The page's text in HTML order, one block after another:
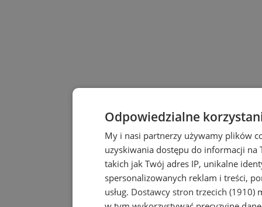
Odpowiedzialne
My i nasi partnerzy używamy plików
uzyskiwania dostępu do informacji
takich jak Twój adres IP, unikalne
spersonalizowanych reklam i treści,
usług. Dostawcy stron trzecich (1910)